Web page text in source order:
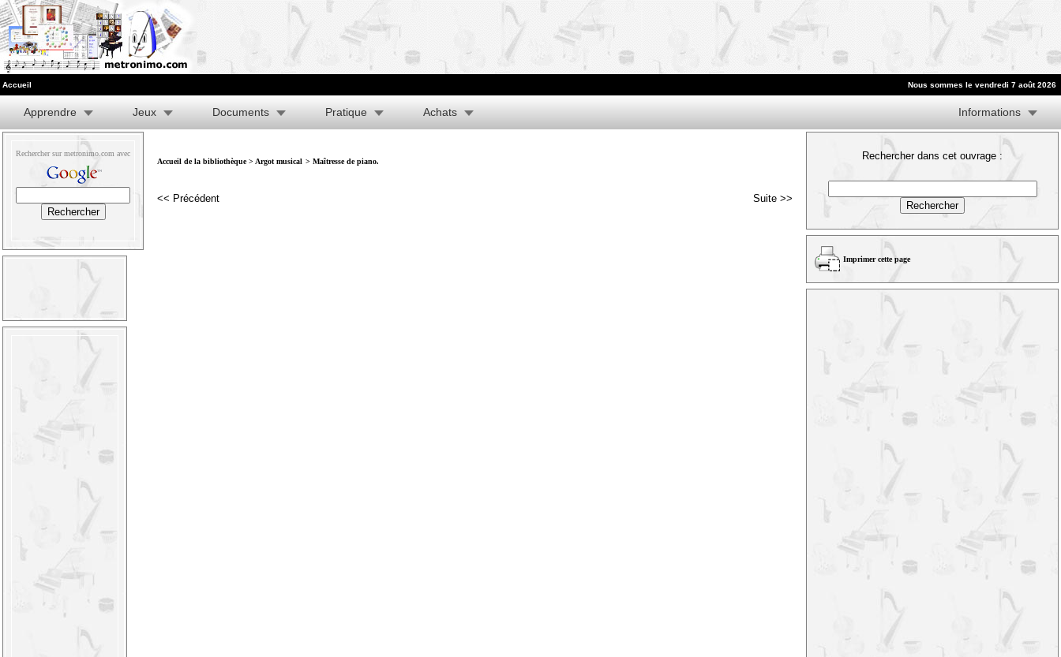
Accueil Nous sommes le vendredi 7 août 2026
Apprendre Jeux Documents Pratique Achats Informations
Rechercher sur metronimo.com avec
Accueil de la bibliothèque> Argot musical > Maîtresse de piano.
<< Précédent Suite >>
Rechercher dans cet ouvrage :
Imprimer cette page